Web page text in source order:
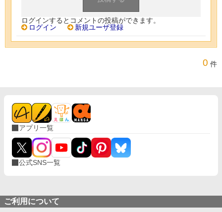
ログインするとコメントの投稿ができます。
ログイン
新規ユーザ登録
0 件
アプリ一覧
公式SNS一覧
ご利用について